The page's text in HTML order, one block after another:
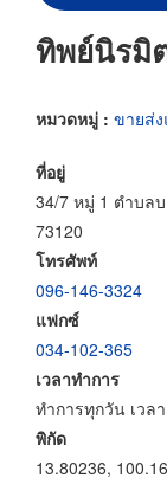
ทิพย์นิรมิ
หมวดหมู่ : ขายส่
ที่อยู่
34/7 หมู่ 1 ตำบล
73120
โทรศัพท์
096-146-3324
แฟกซ์
034-102-365
เวลาทำการ
ทำการทุกวัน เวล
พิกัด
13.80236,